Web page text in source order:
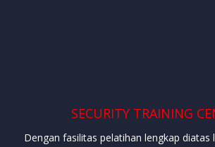
SECURITY TRAINING
Dengan fasilitas pelatihan lengkap diatas